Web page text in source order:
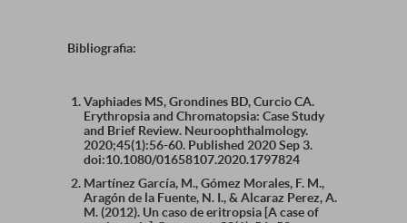
Bibliografia:
Vaphiades MS, Grondines BD, Curcio CA.
Erythropsia and Chromatopsia: Case Study
and Brief Review. Neuroophthalmology.
2020;45(1):56-60. Published 2020 Sep 3.
doi:10.1080/01658107.2020.1797824
Martínez García, M., Gómez Morales, F. M.,
Aragón de la Fuente, N. I., & Alcaraz Perez, A.
M. (2012). Un caso de eritropsia [A case of